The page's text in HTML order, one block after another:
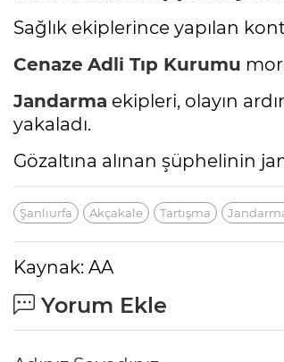
Sağlık ekiplerince yapılan
Cenaze Adli Tıp Kurumu
Jandarma ekipleri, olayın
yakaladı.
Gözaltına alınan şüphelinin
Şanlıurfa Akçakale Tartışma
Kaynak: AA
Yorum Ekle